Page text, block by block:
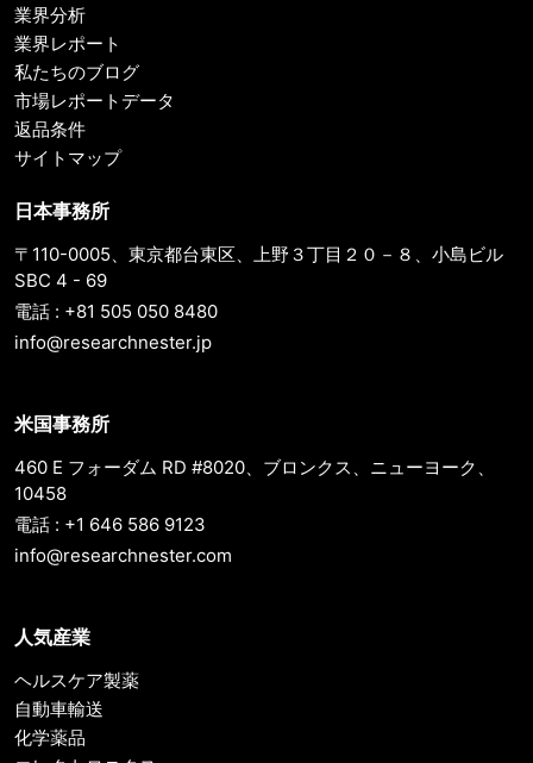
業界分析
業界レポート
私たちのブログ
市場レポートデータ
返品条件
サイトマップ
日本事務所
〒110-0005、東京都台東区、上野３丁目２０－８、小島ビル
SBC 4 - 69
電話 : +81 505 050 8480
info@researchnester.jp
米国事務所
460 E フォーダム RD #8020、ブロンクス、ニューヨーク、
10458
電話 : +1 646 586 9123
info@researchnester.com
人気産業
ヘルスケア製薬
自動車輸送
化学薬品